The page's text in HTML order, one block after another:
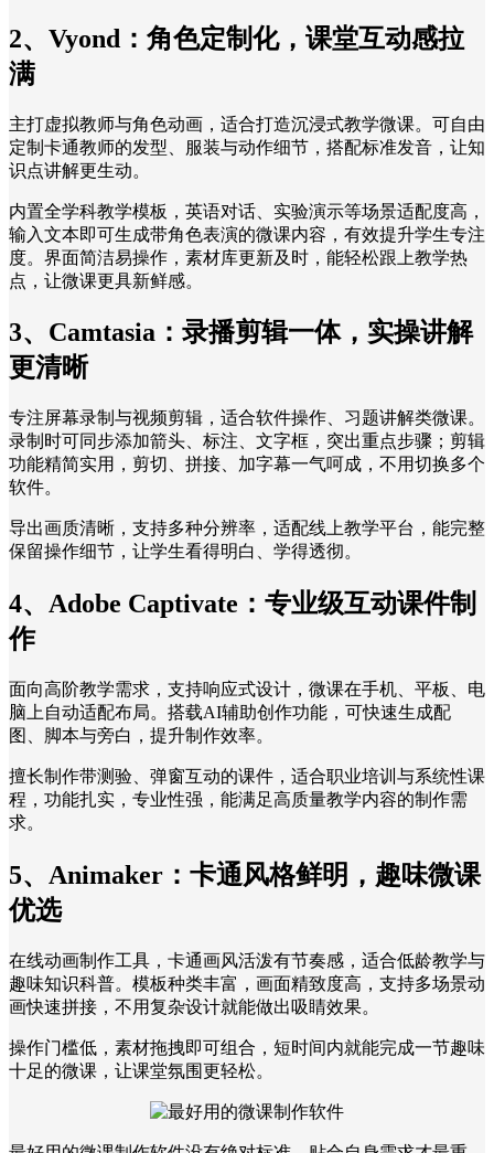
2、Vyond：角色定制化，课堂互动感拉
满
主打虚拟教师与角色动画，适合打造沉浸式教学微课。可自由
定制卡通教师的发型、服装与动作细节，搭配标准发音，让知
识点讲解更生动。
内置全学科教学模板，英语对话、实验演示等场景适配度高，
输入文本即可生成带角色表演的微课内容，有效提升学生专注
度。界面简洁易操作，素材库更新及时，能轻松跟上教学热
点，让微课更具新鲜感。
3、Camtasia：录播剪辑一体，实操讲解
更清晰
专注屏幕录制与视频剪辑，适合软件操作、习题讲解类微课。
录制时可同步添加箭头、标注、文字框，突出重点步骤；剪辑
功能精简实用，剪切、拼接、加字幕一气呵成，不用切换多个
软件。
导出画质清晰，支持多种分辨率，适配线上教学平台，能完整
保留操作细节，让学生看得明白、学得透彻。
4、Adobe Captivate：专业级互动课件制
作
面向高阶教学需求，支持响应式设计，微课在手机、平板、电
脑上自动适配布局。搭载AI辅助创作功能，可快速生成配
图、脚本与旁白，提升制作效率。
擅长制作带测验、弹窗互动的课件，适合职业培训与系统性课
程，功能扎实，专业性强，能满足高质量教学内容的制作需
求。
5、Animaker：卡通风格鲜明，趣味微课
优选
在线动画制作工具，卡通画风活泼有节奏感，适合低龄教学与
趣味知识科普。模板种类丰富，画面精致度高，支持多场景动
画快速拼接，不用复杂设计就能做出吸睛效果。
操作门槛低，素材拖拽即可组合，短时间内就能完成一节趣味
十足的微课，让课堂氛围更轻松。